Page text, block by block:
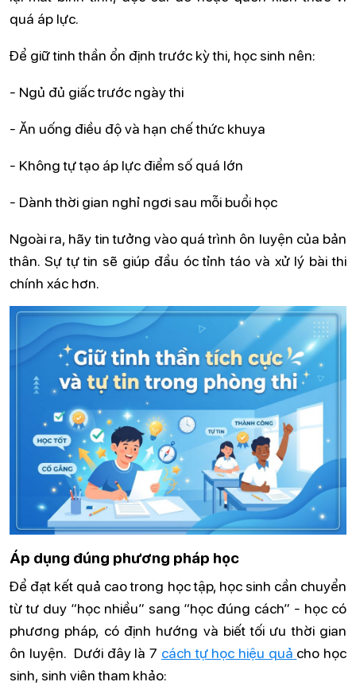
quá áp lực.
Để giữ tinh thần ổn định trước kỳ thi, học sinh nên:
- Ngủ đủ giấc trước ngày thi
- Ăn uống điều độ và hạn chế thức khuya
- Không tự tạo áp lực điểm số quá lớn
- Dành thời gian nghỉ ngơi sau mỗi buổi học
Ngoài ra, hãy tin tưởng vào quá trình ôn luyện của bản
thân. Sự tự tin sẽ giúp đầu óc tỉnh táo và xử lý bài thi
chính xác hơn.
Áp dụng đúng phương pháp học
Để đạt kết quả cao trong học tập, học sinh cần chuyển
từ tư duy “học nhiều” sang “học đúng cách” - học có
phương pháp, có định hướng và biết tối ưu thời gian
ôn luyện. Dưới đây là7 cách tự học hiệu quả cho học
sinh, sinh viên tham khảo: